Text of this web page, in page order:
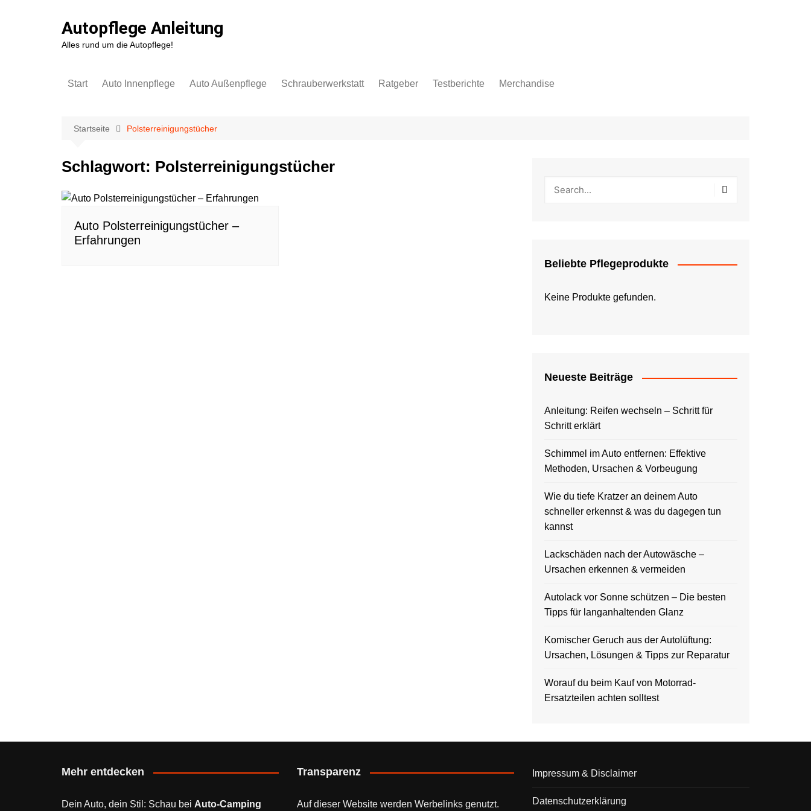
Autopflege Anleitung
Alles rund um die Autopflege!
Start Auto Innenpflege
Autopolster
Scheiben
Gerüchte entfernen &
Lufterfrischer
Auto Außenpflege
Autofolie
Cabrioverdeck
Schrauberwerkstatt Ratgeber Testberichte Merchandise
Startseite Polsterreinigungstücher
Schlagwort: Polsterreinigungstücher
Auto Polsterreinigungstücher –
Erfahrungen
Beliebte Pflegeprodukte
Keine Produkte gefunden.
Neueste Beiträge
Anleitung: Reifen wechseln – Schritt für
Schritt erklärt
Schimmel im Auto entfernen: Effektive
Methoden, Ursachen & Vorbeugung
Wie du tiefe Kratzer an deinem Auto
schneller erkennst & was du dagegen tun
kannst
Lackschäden nach der Autowäsche –
Ursachen erkennen & vermeiden
Autolack vor Sonne schützen – Die besten
Tipps für langanhaltenden Glanz
Komischer Geruch aus der Autolüftung:
Ursachen, Lösungen & Tipps zur Reparatur
Worauf du beim Kauf von Motorrad-
Ersatzteilen achten solltest
Mehr entdecken
Dein Auto, dein Stil: Schau bei Auto-Camping
Transparenz
Auf dieser Website werden Werbelinks genutzt.
Impressum & Disclaimer
Datenschutzerklärung